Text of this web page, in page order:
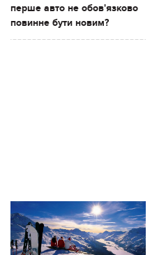
перше авто не обов'язково
повинне бути новим?